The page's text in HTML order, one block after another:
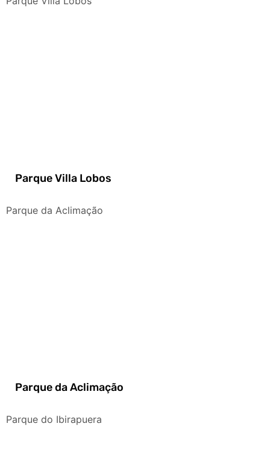
Parque Villa Lobos
Parque da Aclimação
Parque da Aclimação
Parque do Ibirapuera